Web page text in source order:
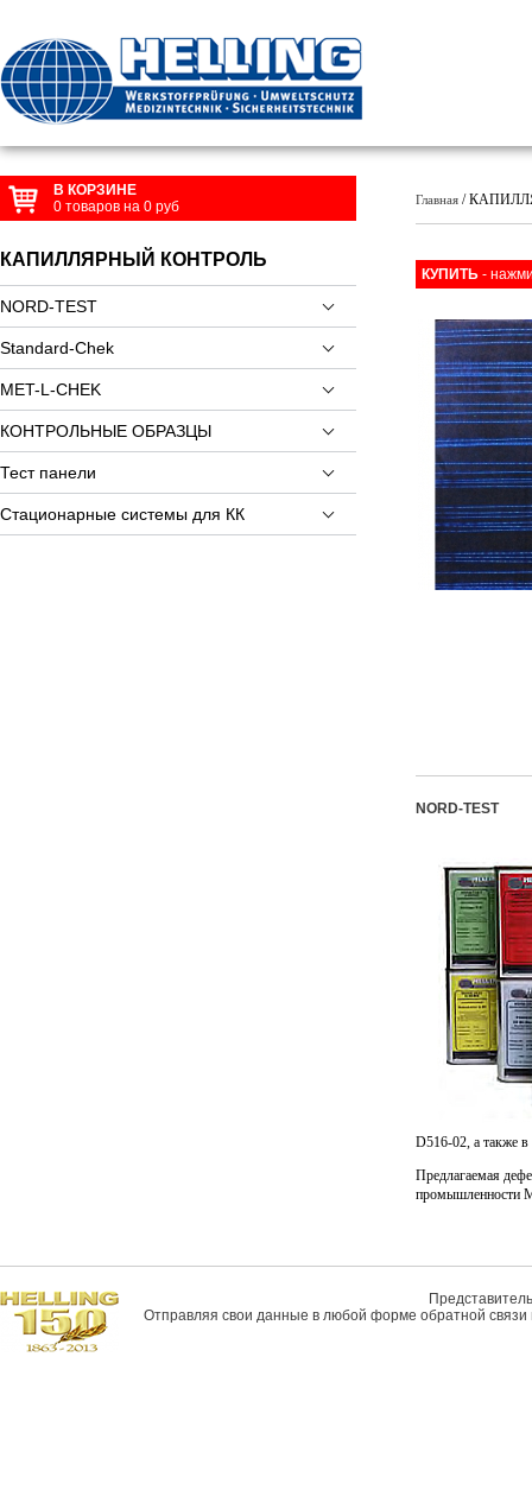
В КОРЗИНЕ
0 товаров на 0 руб
КАПИЛЛЯРНЫЙ КОНТРОЛЬ
NORD-TEST
Standard-Chek
MET-L-CHEK
КОНТРОЛЬНЫЕ ОБРАЗЦЫ
Тест панели
Стационарные системы для КК
Главная /
КУПИТЬ -
NORD-TEST
D516-02, а также
Предлагаемая
промышленности
Отправляя свои данные в любой форме обратной